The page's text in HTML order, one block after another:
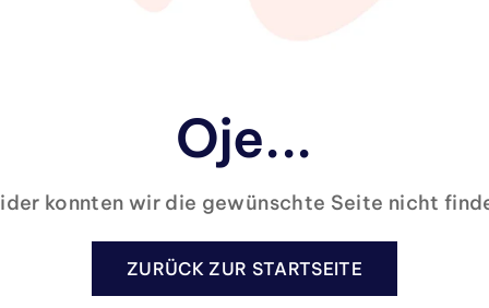
Oje...
konnten wir die gewünschte Seite nicht
ZURÜCK ZUR STARTSEITE